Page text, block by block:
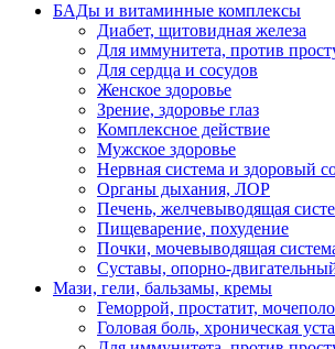
БАДы и витаминные комплексы
Диабет, щитовидная железа
Для иммунитета, против
Для сердца и сосудов
Женское здоровье
Зрение, здоровье глаз
Комплексное действие
Мужское здоровье
Нервная система и здоровый
Органы дыхания, ЛОР
Печень, желчевыводящая
Пищеварение, похудение
Почки, мочевыводящая
Суставы, опорно-
Мази, гели, бальзамы, кремы
Геморрой, простатит,
Головая боль, хроническая